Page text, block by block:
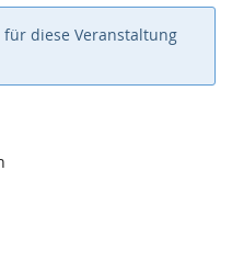
diese Veranstaltung